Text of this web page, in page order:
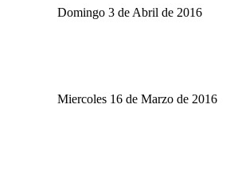
Domingo 3 de Abril de 2016
Miercoles 16 de Marzo de 2016